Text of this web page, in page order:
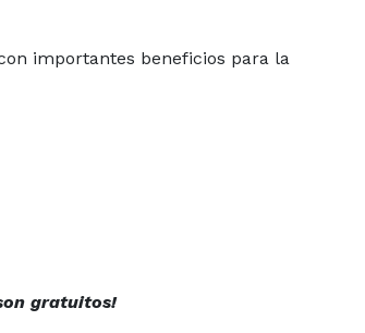
importantes beneficios para la
gratuitos!